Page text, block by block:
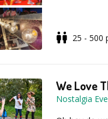
uitgedaagd
zetten en zo
een
25 - 500
We Love
Nostalgia